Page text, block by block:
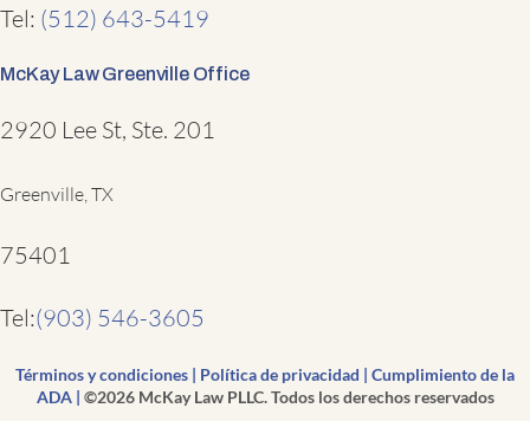
Tel: (512) 643-5419
McKay Law Greenville Office
2920 Lee St, Ste. 201
Greenville, TX
75401
Tel:(903) 546-3605
Términos y condiciones Política de privacidad
Cumplimiento de la
ADA| ©2026 McKay Law PLLC. Todos los derechos reservados